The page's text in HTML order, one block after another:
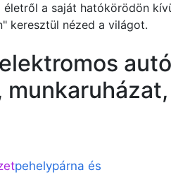
a saját hatókörödön
keresztül nézed a világot.
pehelypárna és